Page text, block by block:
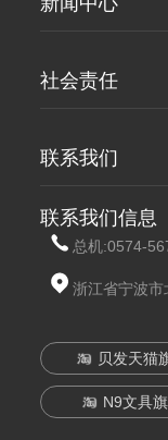
社会责任
联系我们
联系我们信息
总机:0574-
浙江省宁波
贝发天猫
N9文具